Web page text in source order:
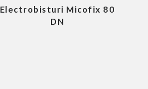
Electrobisturi Micofix 80
DN